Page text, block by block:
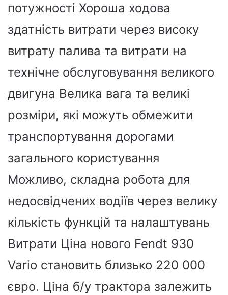
потужності Хороша ходова
здатність витрати через високу
витрату палива та витрати на
технічне обслуговування великого
двигуна Велика вага та великі
розміри, які можуть обмежити
транспортування дорогами
загального користування
Можливо, складна робота для
недосвідчених водіїв через велику
кількість функцій та налаштувань
Витрати Ціна нового Fendt 930
Vario становить близько 220 000
євро. Ціна б/у трактора залежить